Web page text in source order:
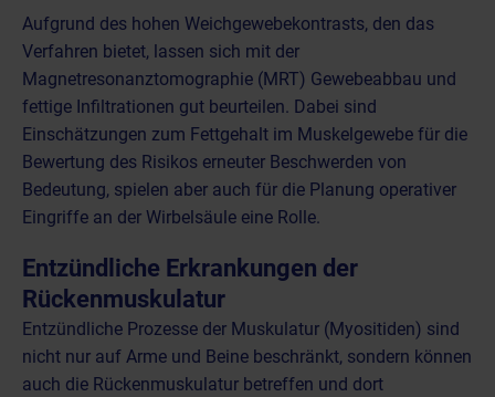
Aufgrund des hohen Weichgewebekontrasts, den das
Verfahren bietet, lassen sich mit der
Magnetresonanztomographie (MRT) Gewebeabbau und
fettige Infiltrationen gut beurteilen. Dabei sind
Einschätzungen zum Fettgehalt im Muskelgewebe für die
Bewertung des Risikos erneuter Beschwerden von
Bedeutung, spielen aber auch für die Planung operativer
Eingriffe an der Wirbelsäule eine Rolle.
Entzündliche Erkrankungen der
Rückenmuskulatur
Entzündliche Prozesse der Muskulatur (Myositiden) sind
nicht nur auf Arme und Beine beschränkt, sondern können
auch die Rückenmuskulatur betreffen und dort